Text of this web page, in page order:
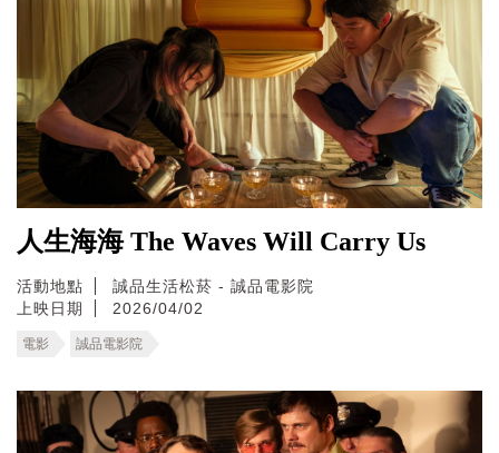
人生海海 The Waves Will Carry Us
活動地點
誠品生活松菸 - 誠品電影院
上映日期
2026/04/02
電影 誠品電影院